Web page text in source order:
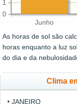
Junho
0
1
As horas de sol são
horas enquanto a luz
do dia e da
Clima
JANEIRO